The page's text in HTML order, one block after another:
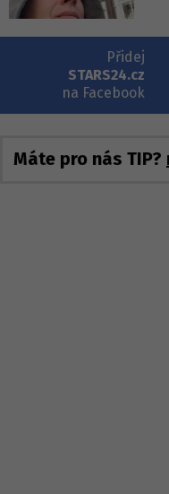
Přidej
STARS24.cz
na Facebook
Máte pro nás TIP?